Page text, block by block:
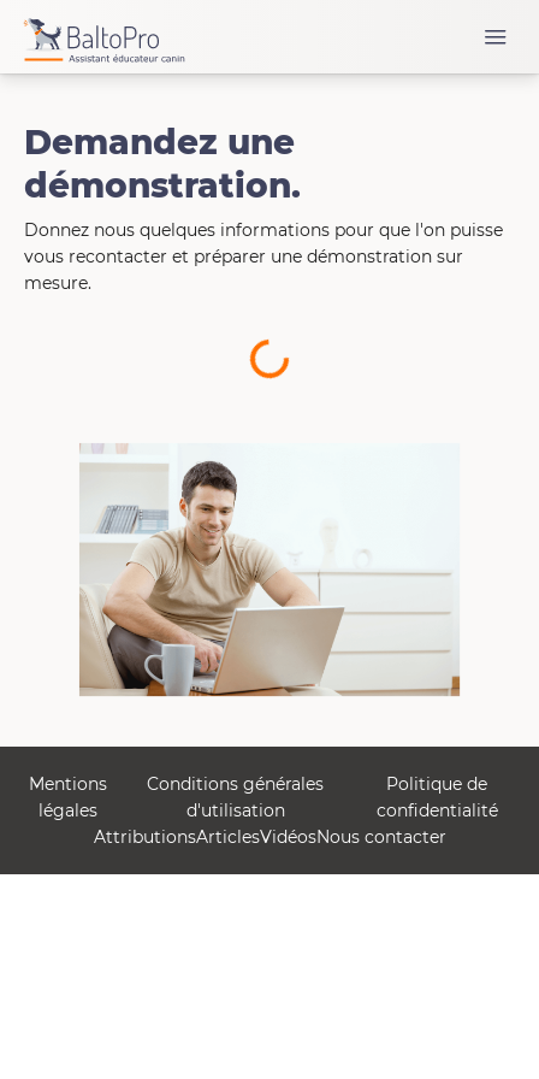
Demandez une
démonstration.
Donnez nous quelques informations pour que l'on puisse
vous recontacter et préparer une démonstration sur
mesure.
Loading...
Mentions
légales
Conditions générales
d'utilisation
Politique de
confidentialité
AttributionsArticlesVidéosNous contacter